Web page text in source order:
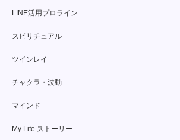
LINE活用プロライン
スピリチュアル
ツインレイ
チャクラ・波動
マインド
My Life ストーリー